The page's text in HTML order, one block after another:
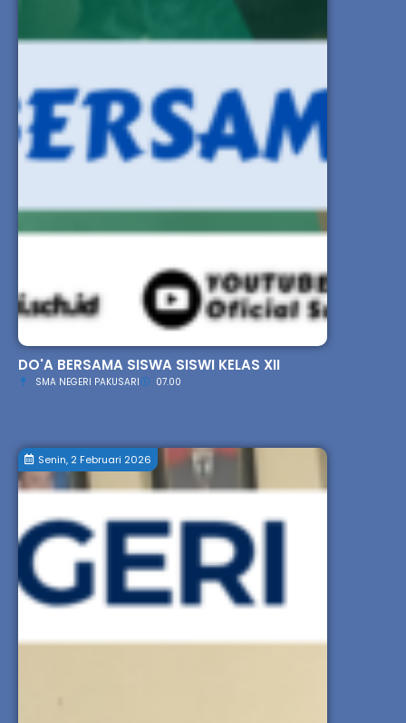
DO'A BERSAMA SISWA SISWI KELAS XII
SMA NEGERI PAKUSARI 07.00
Senin, 2 Februari 2026